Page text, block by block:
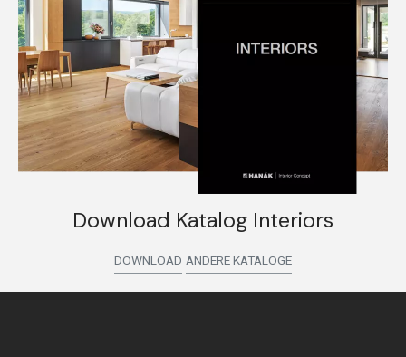
Download Katalog Interiors
DOWNLOAD ANDERE KATALOGE